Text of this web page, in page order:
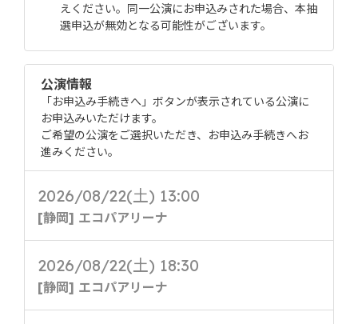
えください。同一公演にお申込みされた場合、本抽
選申込が無効となる可能性がございます。
公演情報
「お申込み手続きへ」ボタンが表示されている公演に
お申込みいただけます。
ご希望の公演をご選択いただき、お申込み手続きへお
進みください。
2026/08/22(土) 13:00
[静岡] エコパアリーナ
2026/08/22(土) 18:30
[静岡] エコパアリーナ